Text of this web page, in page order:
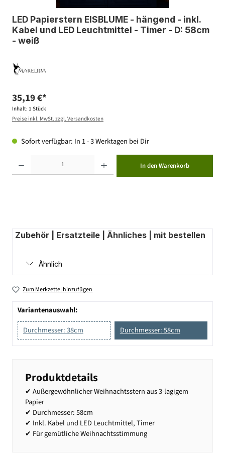
LED Papierstern EISBLUME - hängend - inkl.
Kabel und LED Leuchtmittel - Timer - D: 58cm
- weiß
35,19 €*
Inhalt: 1 Stück
Preise inkl. MwSt. zzgl. Versandkosten
Sofort verfügbar: In 1 - 3 Werktagen bei Dir
In den Warenkorb
Zubehör | Ersatzteile | Ähnliches | mit bestellen
Ähnlich
Zum Merkzettel hinzufügen
Variantenauswahl:
Durchmesser: 38cm
Durchmesser: 58cm
Produktdetails
✔ Außergewöhnlicher Weihnachtsstern aus 3-lagigem
Papier
✔ Durchmesser: 58cm
✔ Inkl. Kabel und LED Leuchtmittel, Timer
✔ Für gemütliche Weihnachtsstimmung